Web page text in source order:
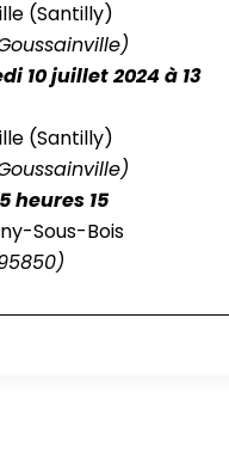
(Santilly)
10 juillet 2024 à 13
(Santilly)
heures 15
Sous-Bois